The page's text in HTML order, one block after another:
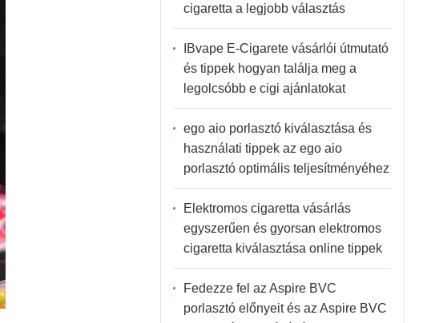
cigaretta a legjobb választás
IBvape E-Cigarete vásárlói útmutató
és tippek hogyan találja meg a
legolcsóbb e cigi ajánlatokat
ego aio porlasztó kiválasztása és
használati tippek az ego aio
porlasztó optimális teljesítményéhez
Elektromos cigaretta vásárlás
egyszerűen és gyorsan elektromos
cigaretta kiválasztása online tippek
Fedezze fel az Aspire BVC
porlasztó előnyeit és az Aspire BVC